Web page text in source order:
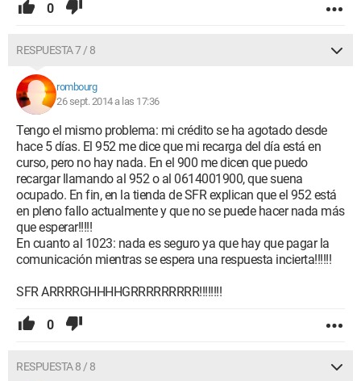
0
RESPUESTA 7 / 8
rombourg
26 sept. 2014 a las 17:36
Tengo el mismo problema: mi crédito se ha agotado desde
hace 5 días. El 952 me dice que mi recarga del día está en
curso, pero no hay nada. En el 900 me dicen que puedo
recargar llamando al 952 o al 0614001900, que suena
ocupado. En fin, en la tienda de SFR explican que el 952 está
en pleno fallo actualmente y que no se puede hacer nada más
que esperar!!!!!
En cuanto al 1023: nada es seguro ya que hay que pagar la
comunicación mientras se espera una respuesta incierta!!!!!!
SFR ARRRRGHHHHGRRRRRRRRR!!!!!!!!
0
RESPUESTA 8 / 8